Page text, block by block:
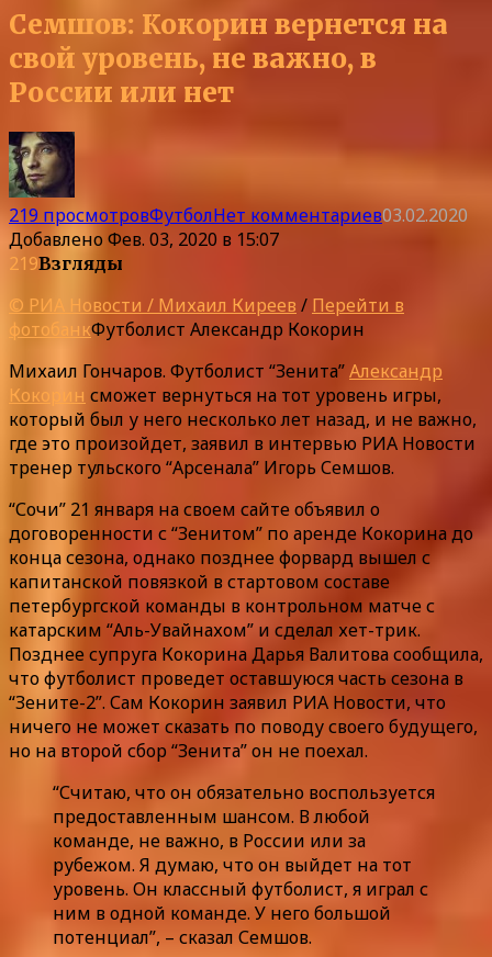
Семшов: Кокорин вернется на
свой уровень, не важно, в
России или нет
219 просмотровФутболНет комментариев03.02.2020
ДобавленоФев. 03, 2020 в 15:07
219Взгляды
© РИА Новости / Михаил Киреев / Перейти в
фотобанкФутболист Александр Кокорин
Михаил Гончаров. Футболист “Зенита”Александр
Кокорин сможет вернуться на тот уровень игры,
который был у него несколько лет назад, и не важно,
где это произойдет, заявил в интервью РИА Новости
тренер тульского “Арсенала” Игорь Семшов.
“Сочи” 21 января на своем сайте объявил о
договоренности с “Зенитом” по аренде Кокорина до
конца сезона, однако позднее форвард вышел с
капитанской повязкой в стартовом составе
петербургской команды в контрольном матче с
катарским “Аль-Увайнахом” и сделал хет-трик.
Позднее супруга Кокорина Дарья Валитова сообщила,
что футболист проведет оставшуюся часть сезона в
“Зените-2”. Сам Кокорин заявил РИА Новости, что
ничего не может сказать по поводу своего будущего,
но на второй сбор “Зенита” он не поехал.
“Считаю, что он обязательно воспользуется
предоставленным шансом. В любой
команде, не важно, в России или за
рубежом. Я думаю, что он выйдет на тот
уровень. Он классный футболист, я играл с
ним в одной команде. У него большой
потенциал”, – сказал Семшов.